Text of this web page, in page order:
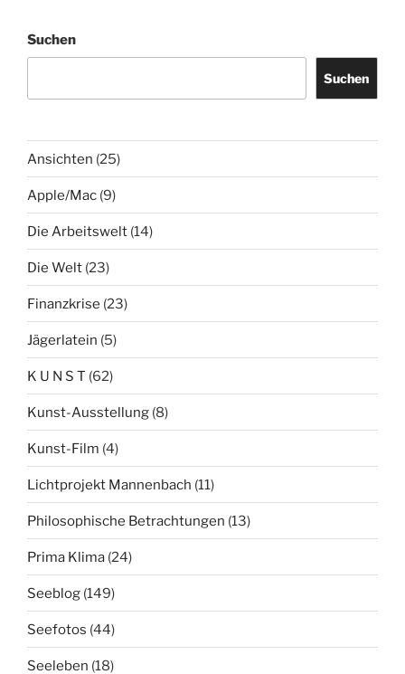
Suchen
Suchen
Ansichten (25)
Apple/Mac (9)
Die Arbeitswelt (14)
Die Welt (23)
Finanzkrise (23)
Jägerlatein (5)
K U N S T (62)
Kunst-Ausstellung (8)
Kunst-Film (4)
Lichtprojekt Mannenbach (11)
Philosophische Betrachtungen (13)
Prima Klima (24)
Seeblog (149)
Seefotos (44)
Seeleben (18)